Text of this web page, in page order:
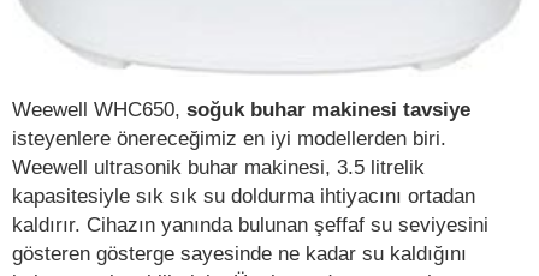
Weewell WHC650, soğuk buhar makinesi tavsiye
isteyenlere önereceğimiz en iyi modellerden biri.
Weewell ultrasonik buhar makinesi, 3.5 litrelik
kapasitesiyle sık sık su doldurma ihtiyacını ortadan
kaldırır. Cihazın yanında bulunan şeffaf su seviyesini
gösteren gösterge sayesinde ne kadar su kaldığını